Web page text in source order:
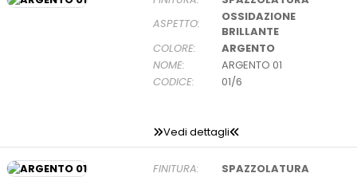
ASPETTO:
OSSIDAZIONE
BRILLANTE
COLORE:
ARGENTO
NOME:
ARGENTO 01
CODICE:
01/6
Vedi dettagli
FINITURA:
SPAZZOLATURA